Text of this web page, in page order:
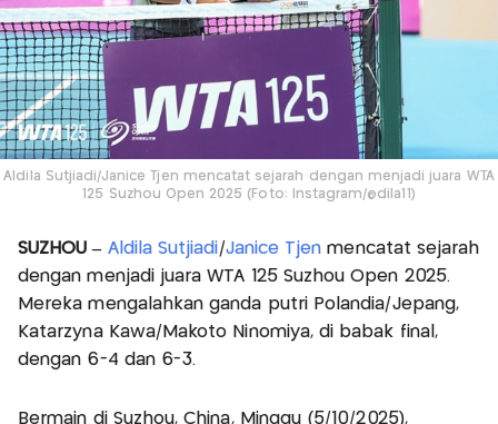
Aldila Sutjiadi/Janice Tjen mencatat sejarah dengan menjadi juara WTA
125 Suzhou Open 2025 (Foto: Instagram/@dila11)
SUZHOU –Aldila Sutjiadi/Janice Tjen mencatat sejarah
dengan menjadi juara WTA 125 Suzhou Open 2025.
Mereka mengalahkan ganda putri Polandia/Jepang,
Katarzyna Kawa/Makoto Ninomiya, di babak final,
dengan 6-4 dan 6-3.
Bermain di Suzhou, China, Minggu (5/10/2025),